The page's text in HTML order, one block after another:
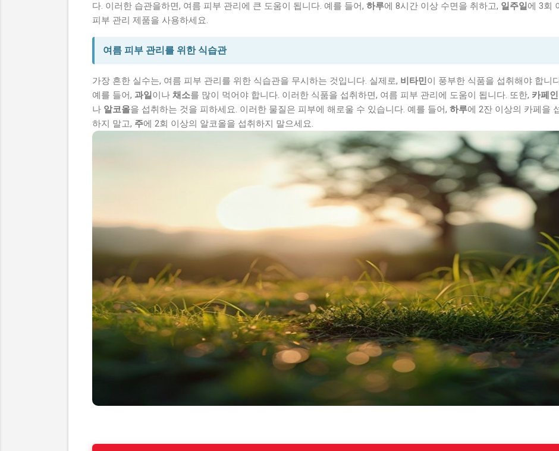
다. 이러한 습관을하면, 여름 피부 관리에 큰 도움이 됩니다. 예를 들어, 하루에 8시간 이상 수면을 취하고, 일주일에 3회
피부 관리 제품을 사용하세요.
여름 피부 관리를 위한 식습관
가장 흔한 실수는, 여름 피부 관리를 위한 식습관을 무시하는 것입니다. 실제로, 비타민이 풍부한 식품을 섭취해야 합니
예를 들어, 과일이나 채소를 많이 먹어야 합니다. 이러한 식품을 섭취하면, 여름 피부 관리에 도움이 됩니다. 또한, 카페인
나 알코올을 섭취하는 것을 피하세요. 이러한 물질은 피부에 해로울 수 있습니다. 예를 들어, 하루에 2잔 이상의 카페을
하지 말고, 주에 2회 이상의 알코올을 섭취하지 말으세요.